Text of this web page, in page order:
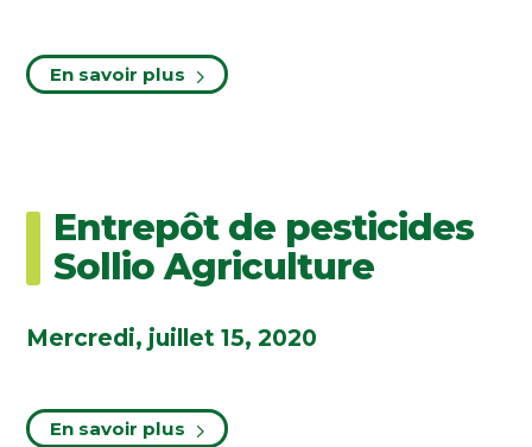
En savoir plus
Entrepôt de pesticides
Sollio Agriculture
Mercredi, juillet 15, 2020
En savoir plus